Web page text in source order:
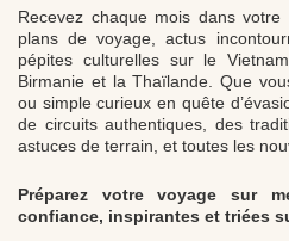
Recevez chaque mois dans
plans de voyage, actus
pépites culturelles sur le
Birmanie et la Thaïlande. Que
ou simple curieux en quête
de circuits authentiques, des
astuces de terrain, et toutes les
Préparez votre voyage sur
confiance, inspirantes et triées